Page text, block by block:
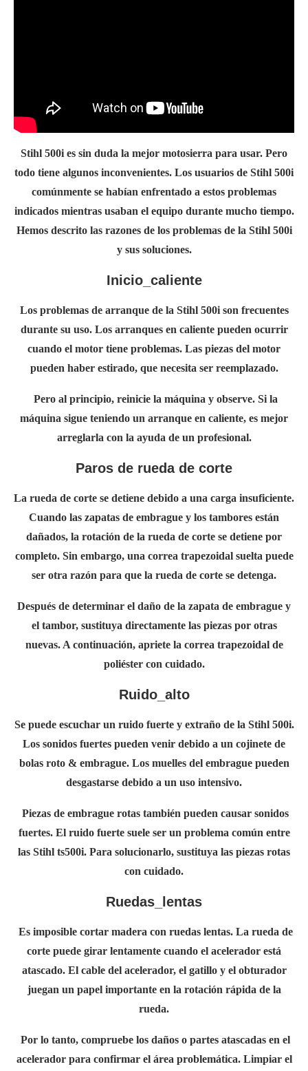
Stihl 500i es sin duda la mejor motosierra para usar. Pero
todo tiene algunos inconvenientes. Los usuarios de Stihl 500i
comúnmente se habían enfrentado a estos problemas
indicados mientras usaban el equipo durante mucho tiempo.
Hemos descrito las razones de los problemas de la Stihl 500i
y sus soluciones.
Inicio_caliente
Los problemas de arranque de la Stihl 500i son frecuentes
durante su uso. Los arranques en caliente pueden ocurrir
cuando el motor tiene problemas. Las piezas del motor
pueden haber estirado, que necesita ser reemplazado.
Pero al principio, reinicie la máquina y observe. Si la
máquina sigue teniendo un arranque en caliente, es mejor
arreglarla con la ayuda de un profesional.
Paros de rueda de corte
La rueda de corte se detiene debido a una carga insuficiente.
Cuando las zapatas de embrague y los tambores están
dañados, la rotación de la rueda de corte se detiene por
completo. Sin embargo, una correa trapezoidal suelta puede
ser otra razón para que la rueda de corte se detenga.
Después de determinar el daño de la zapata de embrague y
el tambor, sustituya directamente las piezas por otras
nuevas. A continuación, apriete la correa trapezoidal de
poliéster con cuidado.
Ruido_alto
Se puede escuchar un ruido fuerte y extraño de la Stihl 500i.
Los sonidos fuertes pueden venir debido a un cojinete de
bolas roto & embrague. Los muelles del embrague pueden
desgastarse debido a un uso intensivo.
Piezas de embrague rotas también pueden causar sonidos
fuertes. El ruido fuerte suele ser un problema común entre
las Stihl ts500i. Para solucionarlo, sustituya las piezas rotas
con cuidado.
Ruedas_lentas
Es imposible cortar madera con ruedas lentas. La rueda de
corte puede girar lentamente cuando el acelerador está
atascado. El cable del acelerador, el gatillo y el obturador
juegan un papel importante en la rotación rápida de la
rueda.
Por lo tanto, compruebe los daños o partes atascadas en el
acelerador para confirmar el área problemática. Limpiar el